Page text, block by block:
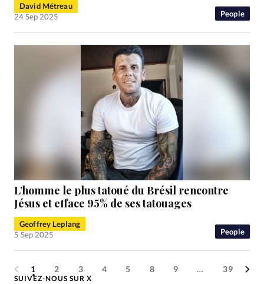
People
David Métreau
24 Sep 2025
People
L’homme le plus tatoué du Brésil rencontre
Jésus et efface 95% de ses tatouages
Geoffrey Leplang
5 Sep 2025
1 2 3 4 5 8 9 … 39
SUIVEZ-NOUS SUR X